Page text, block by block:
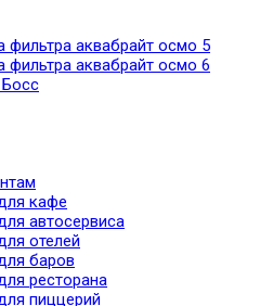
фильтра аквабрайт осмо 5
фильтра аквабрайт осмо 6
кафе
автосервиса
отелей
баров
ресторана
пиццерий